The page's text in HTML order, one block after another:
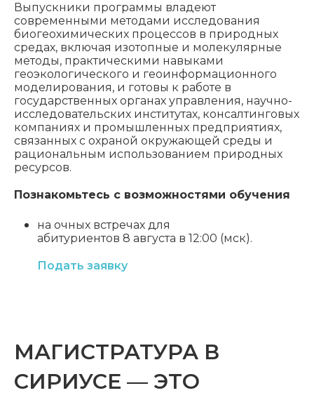
Выпускники программы владеют
современными методами исследования
биогеохимических процессов в природных
средах, включая изотопные и молекулярные
методы, практическими навыками
геоэкологического и геоинформационного
моделирования, и готовы к работе в
государственных органах управления, научно-
исследовательских институтах, консалтинговых
компаниях и промышленных предприятиях,
связанных с охраной окружающей среды и
рациональным использованием природных
ресурсов.
Познакомьтесь с возможностями обучения
на очных встречах для
абитуриентов 8 августа в 12:00 (мск).
Подать заявку
МАГИСТРАТУРА В
СИРИУСЕ — ЭТО